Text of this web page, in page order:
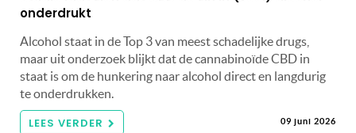
onderdrukt
Alcohol staat in de Top 3 van meest schadelijke drugs,
maar uit onderzoek blijkt dat de cannabinoïde CBD in
staat is om de hunkering naar alcohol direct en langdurig
te onderdrukken.
LEES VERDER 09 juni 2026